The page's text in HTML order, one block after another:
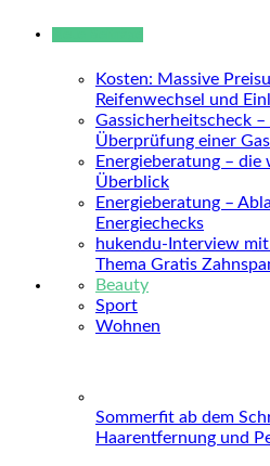
Kosten: Massive
Reifenwechsel und
Gassicherheitscheck
Überprüfung einer
Energieberatung –
Überblick
Energieberatung –
Energiechecks
hukendu-Interview
Thema Gratis
Beauty
Sport
Wohnen
Sommerfit ab dem
Haarentfernung und